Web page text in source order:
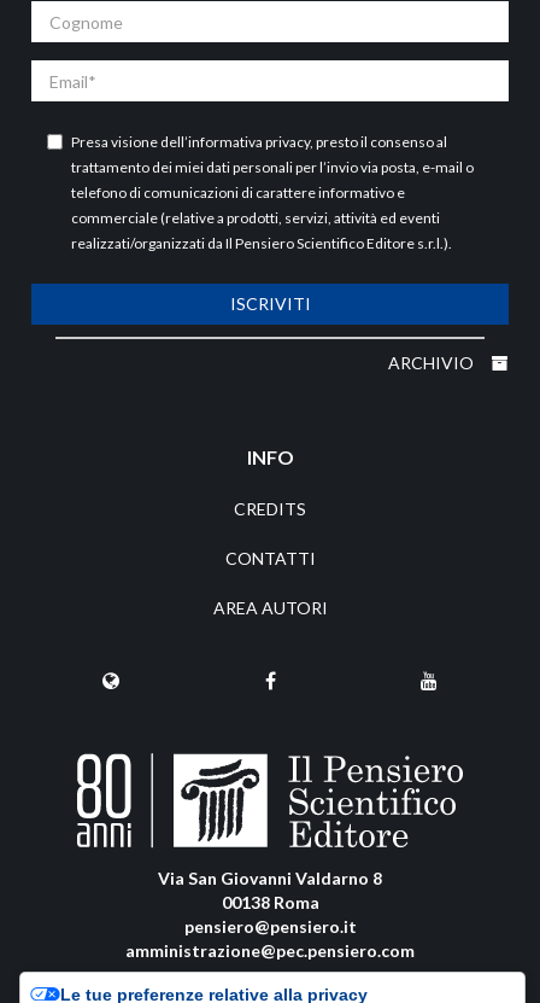
Cognome
Email
Presa visione dell’informativa privacy, presto il consenso al
trattamento dei miei dati personali per l’invio via posta, e-mail o
telefono di comunicazioni di carattere informativo e
commerciale (relative a prodotti, servizi, attività ed eventi
realizzati/organizzati da Il Pensiero Scientifico Editore s.r.l.).
ISCRIVITI
ARCHIVIO
INFO
CREDITS
CONTATTI
AREA AUTORI
Via San Giovanni Valdarno 8
00138 Roma
pensiero@pensiero.it
amministrazione@pec.pensiero.com
Le tue preferenze relative alla privacy